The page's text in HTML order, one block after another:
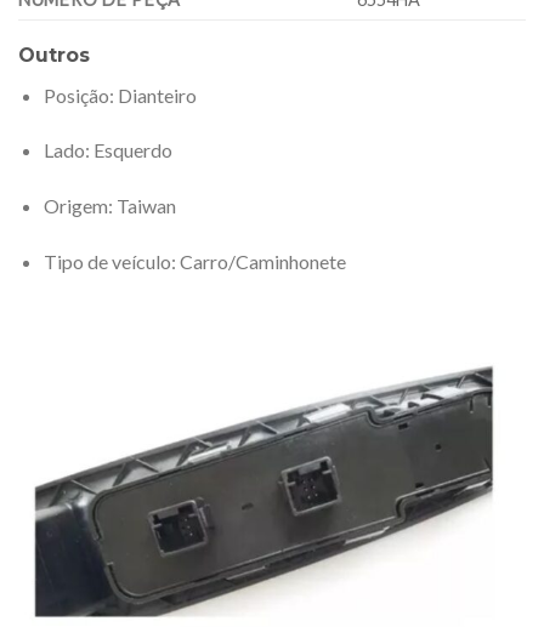
Outros
Posição: Dianteiro
Lado: Esquerdo
Origem: Taiwan
Tipo de veículo: Carro/Caminhonete